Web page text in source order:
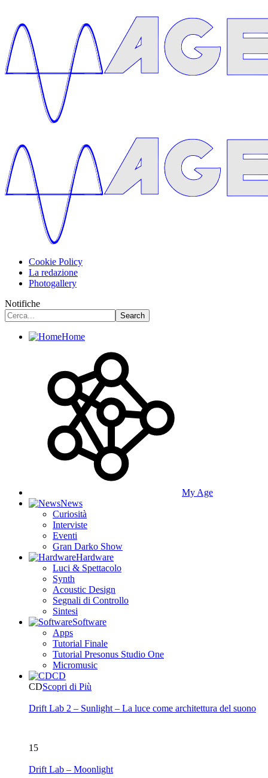
Cookie Policy
La redazione
Photogallery
Notifiche
Home
My Age
News
Curiosità
Interviste
Eventi
Gran Darko Show
Hardware
Luci & Spettacolo
Synth
Acoustic Design
Segnali di Controllo
Sintesi
Software
Apps
Tutorial Finale
Tutorial Presonus Studio One
Micromusic
CD
CDScopri di Più
Drift Lab 2 – Sunlight – La luce come architettura del suono
15
Drift Lab – Moonlight